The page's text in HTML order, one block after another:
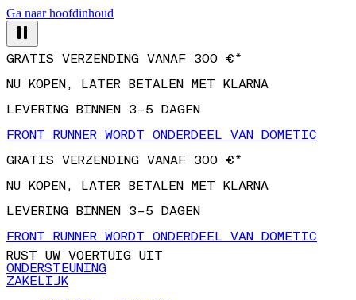
Ga naar hoofdinhoud
NU KOPEN, LATER BETALEN MET KLARNA
LEVERING BINNEN 3–5 DAGEN
FRONT RUNNER WORDT ONDERDEEL VAN DOMETIC
GRATIS VERZENDING VANAF 300 €*
NU KOPEN, LATER BETALEN MET KLARNA
LEVERING BINNEN 3–5 DAGEN
FRONT RUNNER WORDT ONDERDEEL VAN DOMETIC
RUST UW VOERTUIG UIT
ONDERSTEUNING
ZAKELIJK